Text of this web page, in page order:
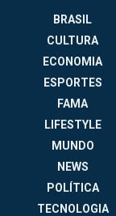
BRASIL
CULTURA
ECONOMIA
ESPORTES
FAMA
LIFESTYLE
MUNDO
NEWS
POLÍTICA
TECNOLOGIA